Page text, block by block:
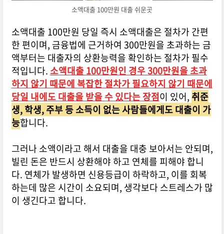
소액대출 100만원 대출 쉬운곳
소액대출 100만원 당일 즉시 소액대출은 절차가 간편
한 편이며, 금융법에 근거하여 300만원을 초과하는 금
액부터는 대출자의 상환능력을 확인하는 절차가 필수
적입니다. 소액대출 100만원인 경우 300만원을 초과
하지 않기 때문에 복잡한 절차가 필요하지 않기 때문에
당일 내에도 대출을 받을 수 있다는 장점이 있어, 취준
생, 학생, 주부 등 소득이 없는 사람들에게도 대출이 가
능합니다.
그러나 소액이라고 해서 대출을 대충 보아서는 안되며,
빌린 돈은 반드시 상환해야 하고 연체를 피해야 합니
다. 연체가 발생하면 신용등급이 하락하고, 이를 회복
하는데 많은 시간이 소요되며, 생각보다 스트레스가 많
이 생긴다고 합니다.